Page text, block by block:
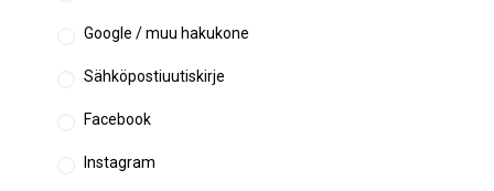
Google / muu hakukone
Sähköpostiuutiskirje
Facebook
Instagram